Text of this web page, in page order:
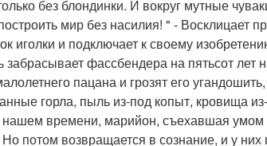
без блондинки. И вокруг мутные
мир без насилия! " - Восклицает
иголки и подключает к своему
забрасывает фассбендера на пятьсот
пацана и грозят его
горла, пыль из-под копыт, кровища
времени, марийон, съехавшая умом
Но потом возвращается в сознание, и у них